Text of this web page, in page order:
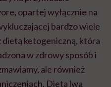
opartej wyłącznie na
bardzo wiele
ketogeniczną, która
w zdrowy sposób i
ale również
Dieta lwa